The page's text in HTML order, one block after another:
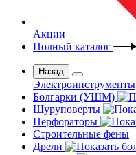
Акции
Полный каталог
Назад
Электроинструменты
Болгарки (УШМ)
Шуруповерты
Перфораторы
Строительные фены
Дрели